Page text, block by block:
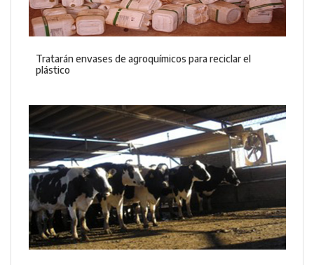
Tratarán envases de agroquímicos para reciclar el
plástico